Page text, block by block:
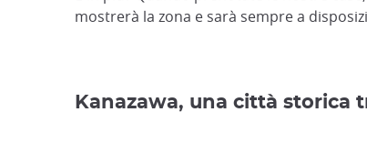
mostrerà la zona e sarà sempre a
Kanazawa, una città storica